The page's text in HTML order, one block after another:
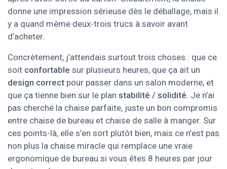
donne une impression sérieuse dès le déballage, mais il
y a quand même deux-trois trucs à savoir avant
d’acheter.
Concrètement, j’attendais surtout trois choses : que ce
soit confortable sur plusieurs heures, que ça ait un
design correct pour passer dans un salon moderne, et
que ça tienne bien sur le plan stabilité / solidité. Je n’ai
pas cherché la chaise parfaite, juste un bon compromis
entre chaise de bureau et chaise de salle à manger. Sur
ces points-là, elle s’en sort plutôt bien, mais ce n’est pas
non plus la chaise miracle qui remplace une vraie
ergonomique de bureau si vous êtes 8 heures par jour